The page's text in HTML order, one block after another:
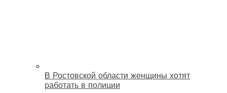
В Ростовской области женщины хотят
работать в полиции